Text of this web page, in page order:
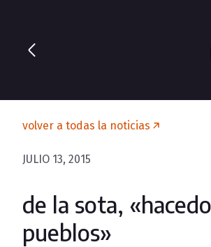
volver a todas la noticias
JULIO 13, 2015
de la sota,
pueblos»